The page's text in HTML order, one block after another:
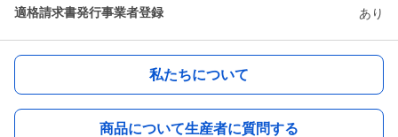
適格請求書発行事業者登録 あり
私たちについて
商品について生産者に質問する